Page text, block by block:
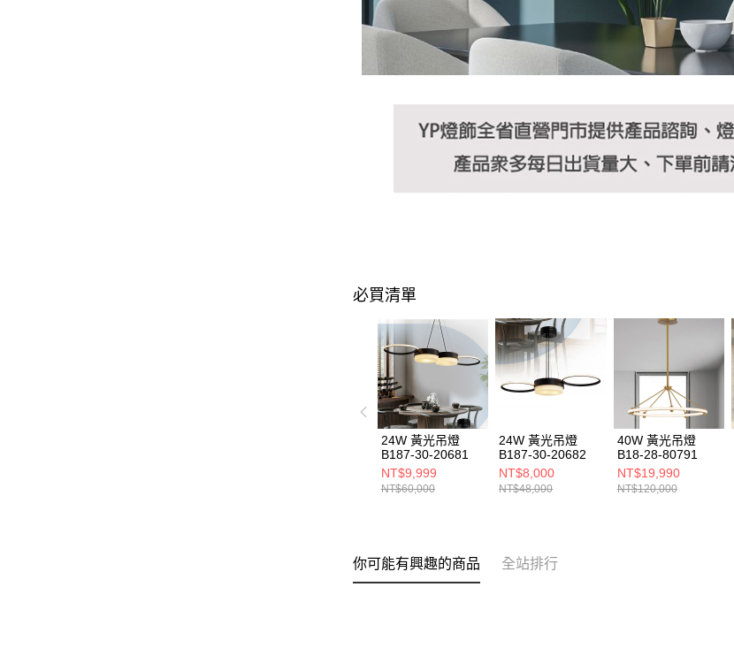
必買清單
24W 黃光吊燈
B187-30-20681
NT$9,999
NT$60,000
24W 黃光吊燈
B187-30-20682
NT$8,000
NT$48,000
40W 黃光吊燈
B18-28-80791
NT$19,990
NT$120,000
你可能有興趣的商品 全站排行